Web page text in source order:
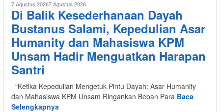
7 Agustus 20267 Agustus 2026
Di Balik Kesederhanaan Dayah
Bustanus Salami, Kepedulian Asar
Humanity dan Mahasiswa KPM
Unsam Hadir Menguatkan Harapan
Santri
“Ketika Kepedulian Mengetuk Pintu Dayah: Asar Humanity
dan Mahasiswa KPM Unsam Ringankan Beban Para Baca
Selengkapnya